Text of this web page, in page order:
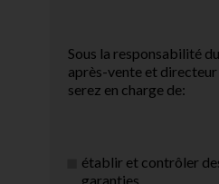
Sous la responsabilité
après-vente et directeur
serez en charge de:
établir et contrôler
garanties